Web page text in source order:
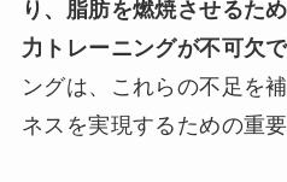
り、脂肪を燃焼させるた
力トレーニングが不可欠で
ングは、これらの不足を
ネスを実現するための重